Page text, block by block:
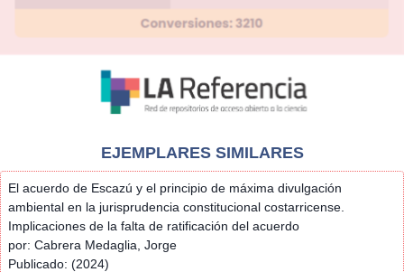
EJEMPLARES SIMILARES
El acuerdo de Escazú y el principio de máxima divulgación
ambiental en la jurisprudencia constitucional costarricense.
Implicaciones de la falta de ratificación del acuerdo
por: Cabrera Medaglia, Jorge
Publicado: (2024)